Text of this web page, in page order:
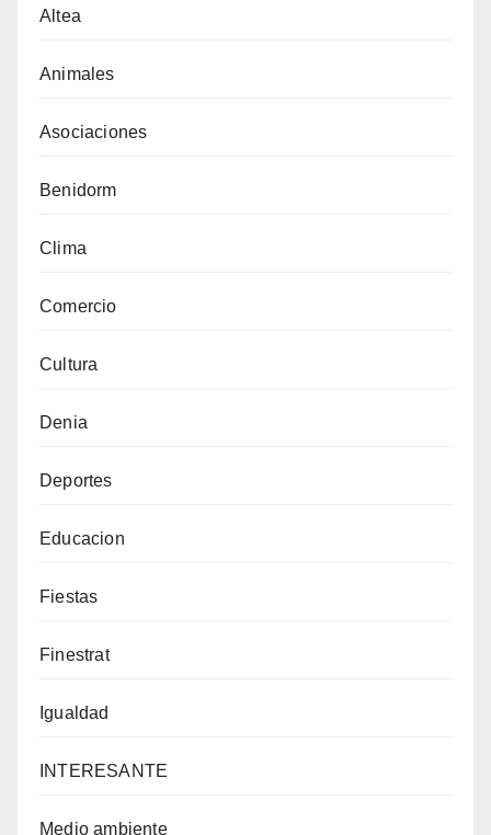
Altea
Animales
Asociaciones
Benidorm
Clima
Comercio
Cultura
Denia
Deportes
Educacion
Fiestas
Finestrat
Igualdad
INTERESANTE
Medio ambiente